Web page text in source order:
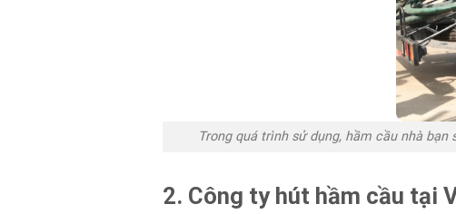
Trong quá trình sử dụng, hầm cầu nhà
2. Công ty hút hầm cầu tại